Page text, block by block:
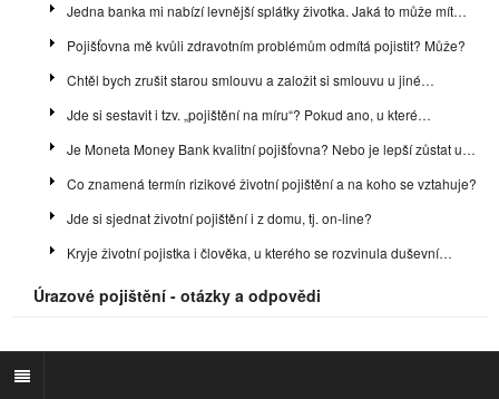
Jedna banka mi nabízí levnější splátky životka. Jaká to může mít…
Pojišťovna mě kvůli zdravotním problémům odmítá pojistit? Může?
Chtěl bych zrušit starou smlouvu a založit si smlouvu u jiné…
Jde si sestavit i tzv. „pojištění na míru“? Pokud ano, u které…
Je Moneta Money Bank kvalitní pojišťovna? Nebo je lepší zůstat u…
Co znamená termín rizikové životní pojištění a na koho se vztahuje?
Jde si sjednat životní pojištění i z domu, tj. on-line?
Kryje životní pojistka i člověka, u kterého se rozvinula duševní…
Úrazové pojištění - otázky a odpovědi